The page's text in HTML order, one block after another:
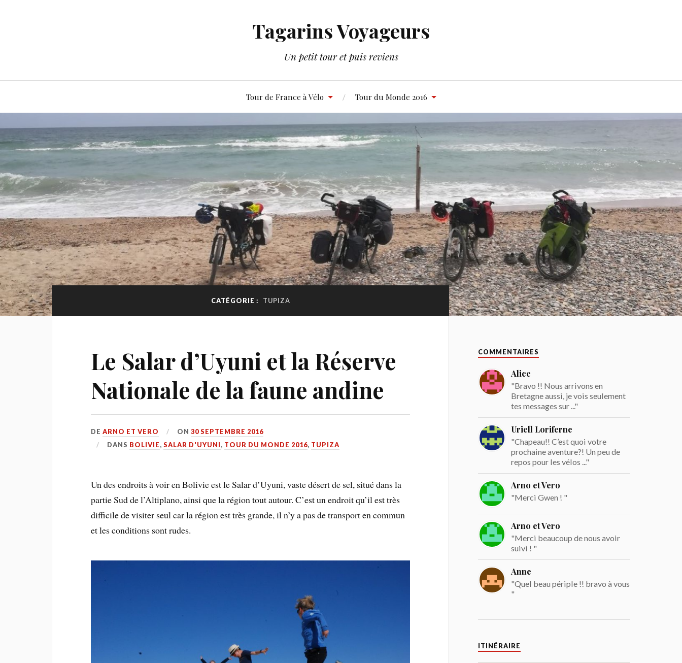
Tagarins Voyageurs
Un petit tour et puis reviens
Tour de France à Vélo Tour du Monde 2016
CATÉGORIE : TUPIZA
Le Salar d’Uyuni et la Réserve
Nationale de la faune andine
DEARNO ET VERO ON30 SEPTEMBRE 2016
DANS BOLIVIE,SALAR D'UYUNI, TOUR DU MONDE 2016, TUPIZA
Un des endroits à voir en Bolivie est le Salar d’Uyuni, vaste désert de sel, situé dans la
partie Sud de l’Altiplano, ainsi que la région tout autour. C’est un endroit qu’il est très
difficile de visiter seul car la région est très grande, il n’y a pas de transport en commun
et les conditions sont rudes.
COMMENTAIRES
Alice
"Bravo !! Nous arrivons en
Bretagne aussi, je vois seulement
tes messages sur ..."
Uriell Loriferne
"Chapeau!! C’est quoi votre
prochaine aventure?! Un peu de
repos pour les vélos ..."
Arno et Vero
"Merci Gwen ! "
Arno et Vero
"Merci beaucoup de nous avoir
suivi ! "
Anne
"Quel beau périple !! bravo à vous
"
ITINÉRAIRE